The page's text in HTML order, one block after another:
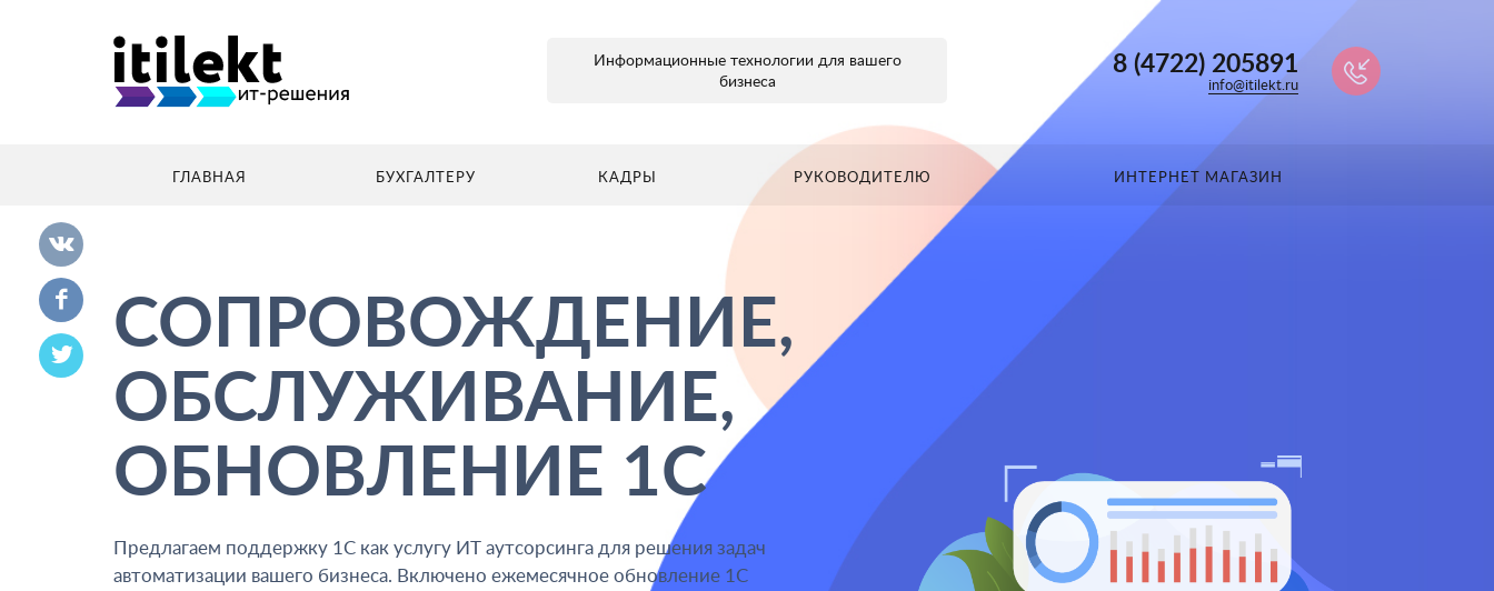
Информационные технологии для вашего
бизнеса
8 (4722) 205891
info@itilekt.ru
ГЛАВНАЯ БУХГАЛТЕРУ КАДРЫ РУКОВОДИТЕЛЮ ИНТЕРНЕТ МАГАЗИН
РУКОВОДИТЕЛЮ 8 (4722) 205891
СОПРОВОЖДЕНИЕ,
ОБСЛУЖИВАНИЕ,
ОБНОВЛЕНИЕ 1С
Предлагаем поддержку 1С как услугу ИТ аутсорсинга для решения задач
автоматизации вашего бизнеса. Включено ежемесячное обновление 1С